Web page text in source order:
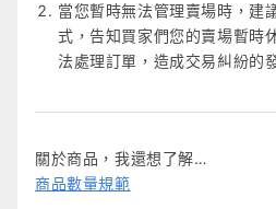
當您暫時無法管理賣場時，建
式，告知買家們您的賣場暫時
法處理訂單，造成交易糾紛的
關於商品，我還想了解…
商品數量規範